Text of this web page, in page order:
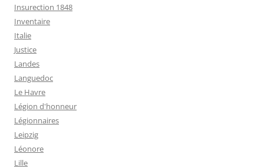
Insurection 1848
Inventaire
Italie
Justice
Landes
Languedoc
Le Havre
Légion d'honneur
Légionnaires
Leipzig
Léonore
Lille